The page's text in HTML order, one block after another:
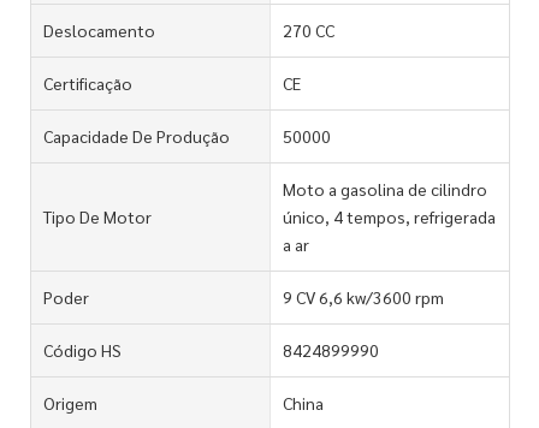
Deslocamento 270 CC
Certificação CE
Capacidade De Produção 50000
Tipo De Motor
Moto a gasolina de cilindro
único, 4 tempos, refrigerada
a ar
Poder 9 CV 6,6 kw/3600 rpm
Código HS 8424899990
Origem China